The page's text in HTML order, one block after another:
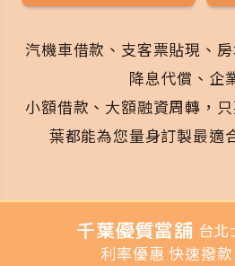
汽機車借款、支客票貼現、
降息代償、企
小額借款、大額融資周轉，
葉都能為您量身訂製最適
千葉優質當舖 台
利率優惠 快速撥